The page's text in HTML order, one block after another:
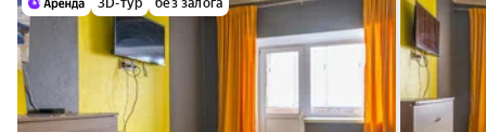
3D-тур без залога